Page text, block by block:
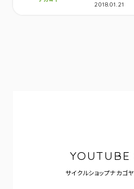
2018.01.21
サイクルショップナカゴ